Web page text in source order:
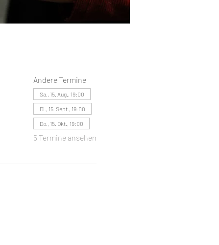
Andere Termine
Sa., 15. Aug., 19:00
Di., 15. Sept., 19:00
Do., 15. Okt., 19:00
5 Termine ansehen